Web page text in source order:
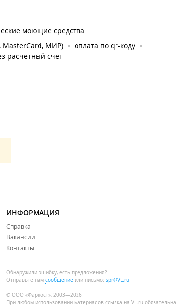
моющие средства
MasterCard, МИР)
оплата по qr-коду
расчётный счёт
ИНФОРМАЦИЯ
Справка
Вакансии
Контакты
Обнаружили ошибку, есть предложения?
Отправьте нам сообщение или письмо: spr@VL.ru
© ООО «Фарпост», 2003—2026
При любом использовании материалов ссылка на VL.ru обязательна.